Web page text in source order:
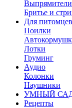
Выпрямители
Бритье и
Для питомцев
Поилки
Лотки
Груминг
Аудио
Колонки
Наушники
УМНЫЙ
Рецепты